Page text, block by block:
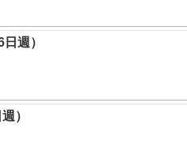
週）
）